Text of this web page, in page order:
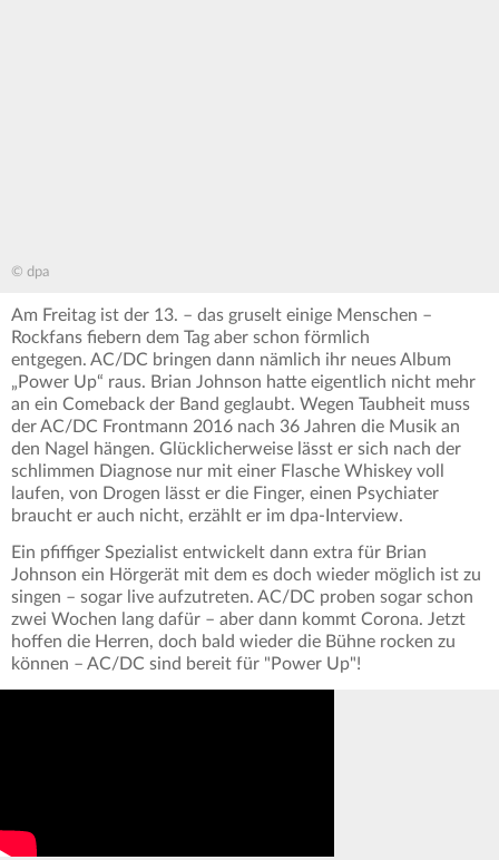
© dpa
Am Freitag ist der 13. – das gruselt einige Menschen –
Rockfans fiebern dem Tag aber schon förmlich
entgegen. AC/DC bringen dann nämlich ihr neues Album
„Power Up“ raus. Brian Johnson hatte eigentlich nicht mehr
an ein Comeback der Band geglaubt. Wegen Taubheit muss
der AC/DC Frontmann 2016 nach 36 Jahren die Musik an
den Nagel hängen. Glücklicherweise lässt er sich nach der
schlimmen Diagnose nur mit einer Flasche Whiskey voll
laufen, von Drogen lässt er die Finger, einen Psychiater
braucht er auch nicht, erzählt er im dpa-Interview.
Ein pfiffiger Spezialist entwickelt dann extra für Brian
Johnson ein Hörgerät mit dem es doch wieder möglich ist zu
singen – sogar live aufzutreten. AC/DC proben sogar schon
zwei Wochen lang dafür – aber dann kommt Corona. Jetzt
hoffen die Herren, doch bald wieder die Bühne rocken zu
können – AC/DC sind bereit für "Power Up"!